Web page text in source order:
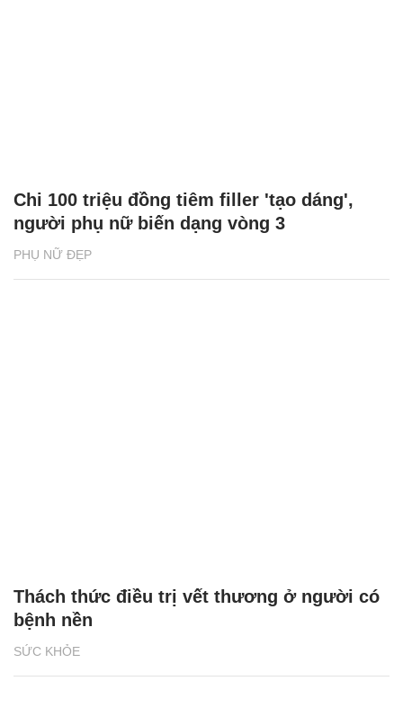
PHỤ NỮ ĐẸP
Chi 100 triệu đồng tiêm filler 'tạo dáng',
người phụ nữ biến dạng vòng 3
SỨC KHỎE
Thách thức điều trị vết thương ở người có
bệnh nền